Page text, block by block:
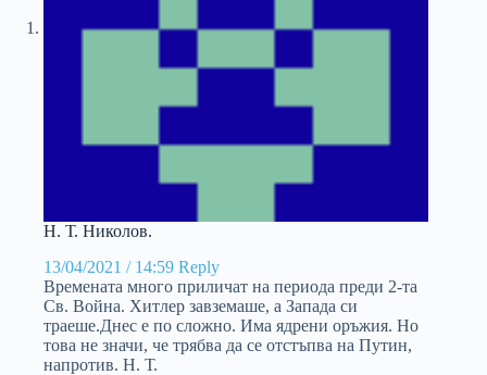
Н. Т. Николов.
13/04/2021 / 14:59 Reply
Времената много приличат на периода преди 2-та
Св. Война. Хитлер завземаше, а Запада си
траеше.Днес е по сложно. Има ядрени оръжия. Но
това не значи, че трябва да се отстъпва на Путин,
напротив. Н. Т.